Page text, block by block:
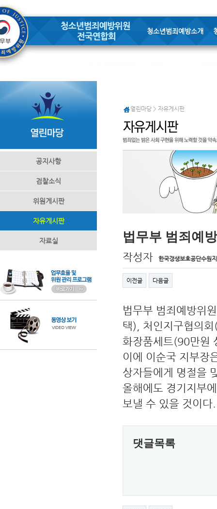
청소년범죄예방소개
공지사항
검찰소식
위원게시판
자유게시판
자료실
열린마당 > 자유게시판
법무부 범죄예
작성자 한국갱생보호공단수원
이전글 다음글
법무부 범죄예방위
택), 처인지구협의
화장품세트(90만원
이에 이순국 지부장
상자들에게 명절을
올해에도 경기지부
보낼 수 있을 것이다.
댓글목록